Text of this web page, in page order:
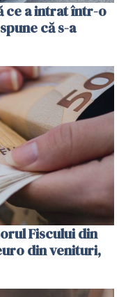
ce a intrat într-o
că s-a
Fiscului din
din venituri,